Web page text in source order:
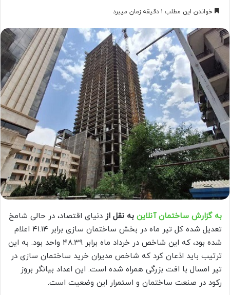
خواندن این مطلب ۱ دقیقه زمان میبرد
به گزارش ساختمان آنلاین به نقل از دنیای اقتصاد، در حالی شامخ
تعدیل شده کل تیر ماه در بخش ساختمان سازی برابر ۴۱.۱۴ اعلام
شده بود، که این شاخص در خرداد ماه برابر ۴۸.۳۹ واحد بود. به این
ترتیب باید اذعان کرد که شاخص مدیران خرید ساختمان سازی در
تیر امسال با افت بزرگی همراه شده است. این اعداد بیانگر بروز
رکود در صنعت ساختمان و استمرار این وضعیت است.